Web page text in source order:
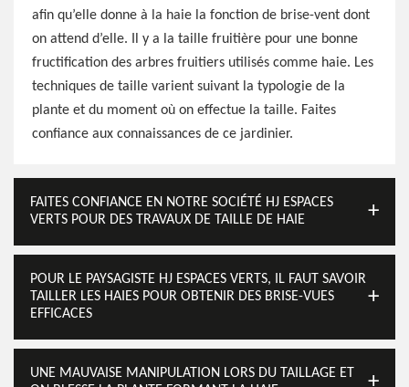
afin qu’elle donne à la haie la fonction de brise-vent dont
on attend d’elle. Il y a la taille fruitière pour une bonne
fructification des arbres fruitiers utilisés comme haie. Les
techniques de taille varient suivant la typologie de la
plante et du moment où on effectue la taille. Faites
confiance aux connaissances de ce jardinier.
FAITES CONFIANCE EN NOTRE SOCIÉTÉ HJ ESPACES
VERTS POUR DES TRAVAUX DE TAILLE DE HAIE
POUR LE PAYSAGISTE HJ ESPACES VERTS, IL FAUT SAVOIR
TAILLER LES HAIES POUR OBTENIR DES BRISE-VUES
EFFICACES
UNE MAUVAISE MANIPULATION LORS DU TAILLAGE ET